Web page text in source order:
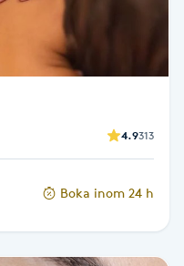
4.9313
Boka inom 24 h